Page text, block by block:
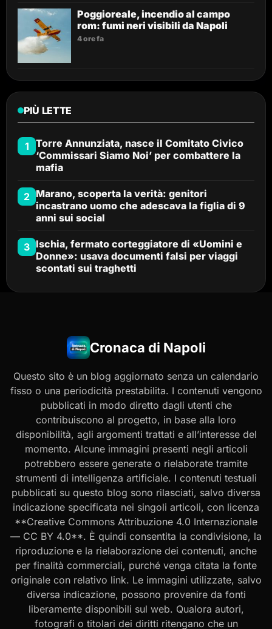
Poggioreale, incendio al campo
rom: fumi neri visibili da Napoli
4 ore fa
PIÙ LETTE
1 Torre Annunziata, nasce il Comitato Civico
‘Commissari Siamo Noi’ per combattere la
mafia
2 Marano, scoperta la verità: genitori
incastrano uomo che adescava la figlia di 9
anni sui social
3 Ischia, fermato corteggiatore di «Uomini e
Donne»: usava documenti falsi per viaggi
scontati sui traghetti
Cronaca di Napoli
Questo sito è un blog aggiornato senza un calendario
fisso o una periodicità prestabilita. I contenuti vengono
pubblicati in modo diretto dagli utenti che
contribuiscono al progetto, in base alla loro
disponibilità, agli argomenti trattati e all’interesse del
momento. Alcune immagini presenti negli articoli
potrebbero essere generate o rielaborate tramite
strumenti di intelligenza artificiale. I contenuti testuali
pubblicati su questo blog sono rilasciati, salvo diversa
indicazione specificata nei singoli articoli, con licenza
**Creative Commons Attribuzione 4.0 Internazionale
— CC BY 4.0**. È quindi consentita la condivisione, la
riproduzione e la rielaborazione dei contenuti, anche
per finalità commerciali, purché venga citata la fonte
originale con relativo link. Le immagini utilizzate, salvo
diversa indicazione, possono provenire da fonti
liberamente disponibili sul web. Qualora autori,
fotografi o titolari dei diritti ritengano che un